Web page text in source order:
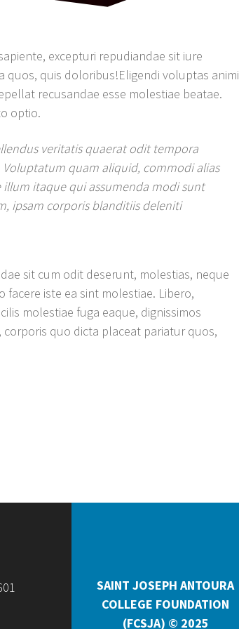
excepturi repudiandae sit iure
quos, quis doloribus!Eligendi voluptas animi
recusandae esse molestiae beatae.
optio.
veritatis quaerat odit tempora
quam aliquid, commodi alias
itaque qui assumenda modi sunt
ipsam corporis blanditiis deleniti
sit cum odit deserunt, molestias, neque
iste ea sint molestiae. Libero,
molestiae fuga eaque, dignissimos
quo dicta placeat pariatur quos,
SAINT JOSEPH ANTOURA
COLLEGE FOUNDATION
(FCSJA) © 2025